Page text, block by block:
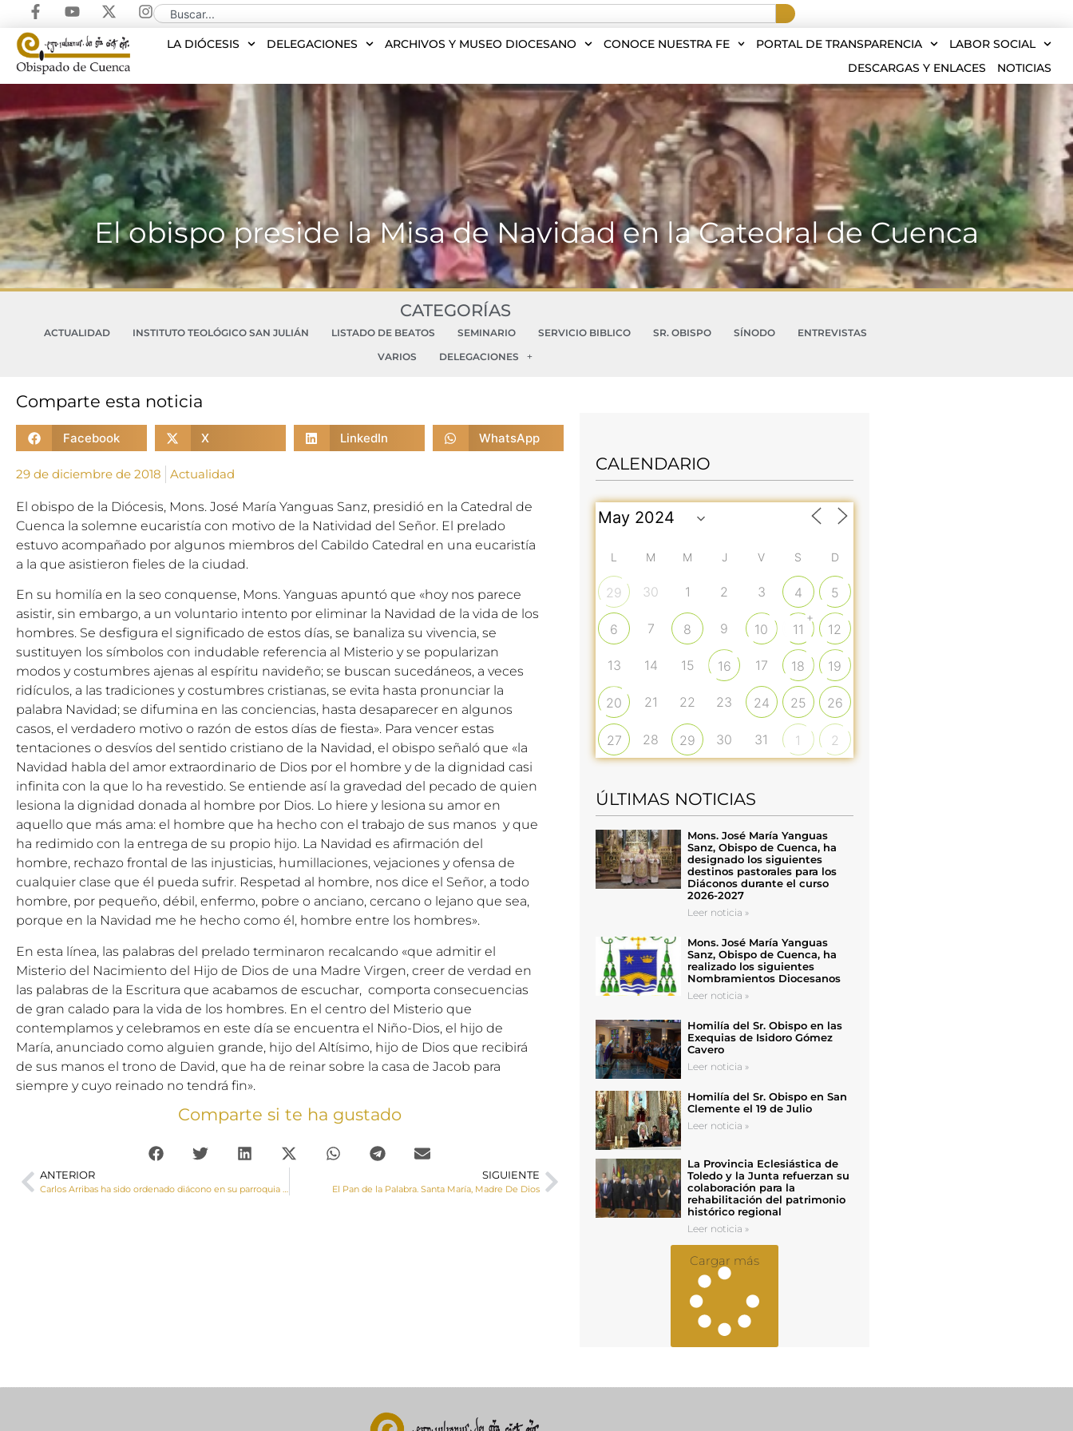
LA DIÓCESIS DELEGACIONES ARCHIVOS Y MUSEO DIOCESANO CONOCE NUESTRA FE PORTAL DE TRANSPARENCIA
LABOR SOCIAL
DESCARGAS Y ENLACES
NOTICIAS
El obispo preside la Misa de Navidad en la Catedral de Cuenca
CATEGORÍAS
ACTUALIDAD INSTITUTO TEOLÓGICO SAN JULIÁN LISTADO DE BEATOS SEMINARIO SERVICIO BIBLICO SR. OBISPO SÍNODO
ENTREVISTAS
VARIOS
DELEGACIONES
Comparte esta noticia
Facebook X LinkedIn WhatsApp
29 de diciembre de 2018 Actualidad
El obispo de la Diócesis, Mons. José María Yanguas Sanz, presidió en la Catedral de
Cuenca la solemne eucaristía con motivo de la Natividad del Señor. El prelado
estuvo acompañado por algunos miembros del Cabildo Catedral en una eucaristía
a la que asistieron fieles de la ciudad.
En su homilía en la seo conquense, Mons. Yanguas apuntó que «hoy nos parece
asistir, sin embargo, a un voluntario intento por eliminar la Navidad de la vida de los
hombres. Se desfigura el significado de estos días, se banaliza su vivencia, se
sustituyen los símbolos con indudable referencia al Misterio y se popularizan
modos y costumbres ajenas al espíritu navideño; se buscan sucedáneos, a veces
ridículos, a las tradiciones y costumbres cristianas, se evita hasta pronunciar la
palabra Navidad; se difumina en las conciencias, hasta desaparecer en algunos
casos, el verdadero motivo o razón de estos días de fiesta». Para vencer estas
tentaciones o desvíos del sentido cristiano de la Navidad, el obispo señaló que «la
Navidad habla del amor extraordinario de Dios por el hombre y de la dignidad casi
infinita con la que lo ha revestido. Se entiende así la gravedad del pecado de quien
lesiona la dignidad donada al hombre por Dios. Lo hiere y lesiona su amor en
aquello que más ama: el hombre que ha hecho con el trabajo de sus manos y que
ha redimido con la entrega de su propio hijo. La Navidad es afirmación del
hombre, rechazo frontal de las injusticias, humillaciones, vejaciones y ofensa de
cualquier clase que él pueda sufrir. Respetad al hombre, nos dice el Señor, a todo
hombre, por pequeño, débil, enfermo, pobre o anciano, cercano o lejano que sea,
porque en la Navidad me he hecho como él, hombre entre los hombres».
En esta línea, las palabras del prelado terminaron recalcando «que admitir el
Misterio del Nacimiento del Hijo de Dios de una Madre Virgen, creer de verdad en
las palabras de la Escritura que acabamos de escuchar, comporta consecuencias
de gran calado para la vida de los hombres. En el centro del Misterio que
contemplamos y celebramos en este día se encuentra el Niño-Dios, el hijo de
María, anunciado como alguien grande, hijo del Altísimo, hijo de Dios que recibirá
de sus manos el trono de David, que ha de reinar sobre la casa de Jacob para
siempre y cuyo reinado no tendrá fin».
Comparte si te ha gustado
ANTERIOR
Carlos Arribas ha sido ordenado diácono en su parroquia natal
SIGUIENTE
El Pan de la Palabra. Santa María, Madre De Dios
CALENDARIO
L M M J V S D
29 30 1 2 3 4 5
6 7 8 9 10 11
+
12
13 14 15 16 17 18 19
20 21 22 23 24 25 26
27 28 29 30 31 1 2
ÚLTIMAS NOTICIAS
Mons. José María Yanguas
Sanz, Obispo de Cuenca, ha
designado los siguientes
destinos pastorales para los
Diáconos durante el curso
2026-2027
Leer noticia »
Mons. José María Yanguas
Sanz, Obispo de Cuenca, ha
realizado los siguientes
Nombramientos Diocesanos
Leer noticia »
Homilía del Sr. Obispo en las
Exequias de Isidoro Gómez
Cavero
Leer noticia »
Homilía del Sr. Obispo en San
Clemente el 19 de Julio
Leer noticia »
La Provincia Eclesiástica de
Toledo y la Junta refuerzan su
colaboración para la
rehabilitación del patrimonio
histórico regional
Leer noticia »
Cargar más